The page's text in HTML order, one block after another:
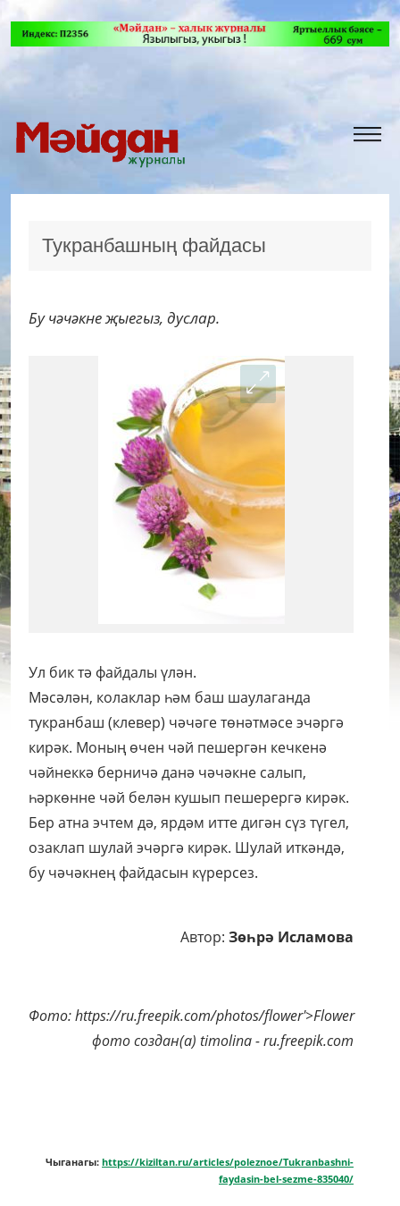
Тукранбашның файдасы
Бу чәчәкне җыегыз, дуслар.
Ул бик тә файдалы үлән.
Мәсәлән, колаклар һәм баш шаулаганда
тукранбаш (клевер) чәчәге төнәтмәсе эчәргә
кирәк. Моның өчен чәй пешергән кечкенә
чәйнеккә берничә данә чәчәкне салып,
һәркөнне чәй белән кушып пешерергә кирәк.
Бер атна эчтем дә, ярдәм итте дигән сүз түгел,
озаклап шулай эчәргә кирәк. Шулай иткәндә,
бу чәчәкнең файдасын күрерсез.
Автор: Зөһрә Исламова
Фото: https://ru.freepik.com/photos/flower'>Flower
фото создан(а) timolina - ru.freepik.com
Чыганагы: https://kiziltan.ru/articles/poleznoe/Tukranbashni-
faydasin-bel-sezme-835040/